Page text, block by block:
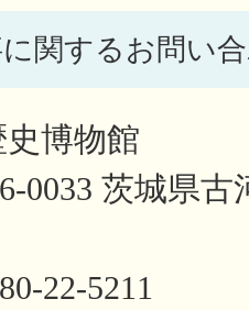
関するお問い
博物館
0033 茨城県
22-5211